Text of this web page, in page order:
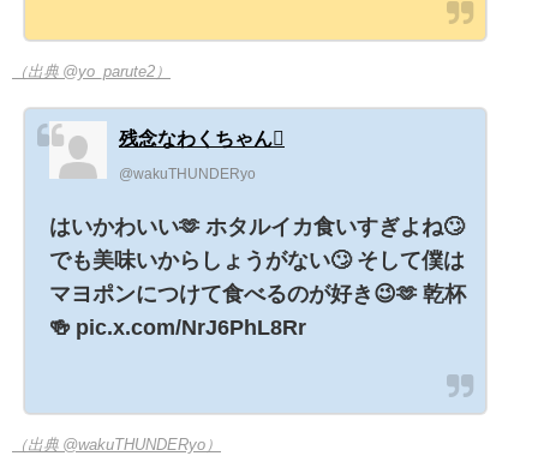
（出典 @yo_parute2）
残念なわくちゃん🫩
@wakuTHUNDERyo
はいかわいい🫶 ホタルイカ食いすぎよね🙄
でも美味いからしょうがない🙄 そして僕は
マヨポンにつけて食べるのが好き😉🫶 乾杯
🍻 pic.x.com/NrJ6PhL8Rr
（出典 @wakuTHUNDERyo）